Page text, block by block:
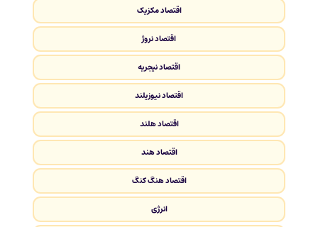
اقتصاد مکزیک
اقتصاد نروژ
اقتصاد نیجریه
اقتصاد نیوزیلند
اقتصاد هلند
اقتصاد هند
اقتصاد هنگ کنگ
انرژی